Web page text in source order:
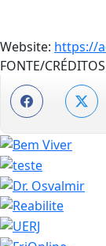
Website: https://
FONTE/